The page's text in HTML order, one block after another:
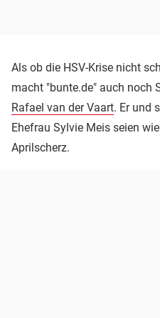
Als ob die HSV-Krise nicht
macht "bunte.de" auch noch
Rafael van der Vaart. Er und
Ehefrau Sylvie Meis seien
Aprilscherz.